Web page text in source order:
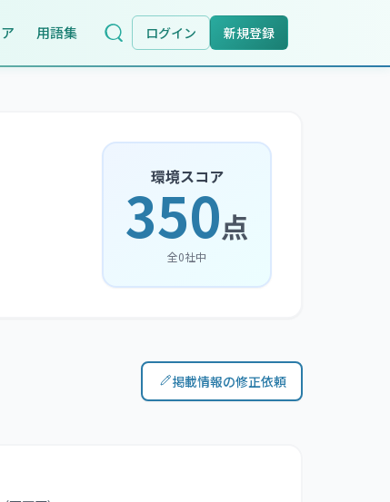
用語集 ログイン 新規登録
環境スコア
350点
全0社中
掲載情報の修正依頼